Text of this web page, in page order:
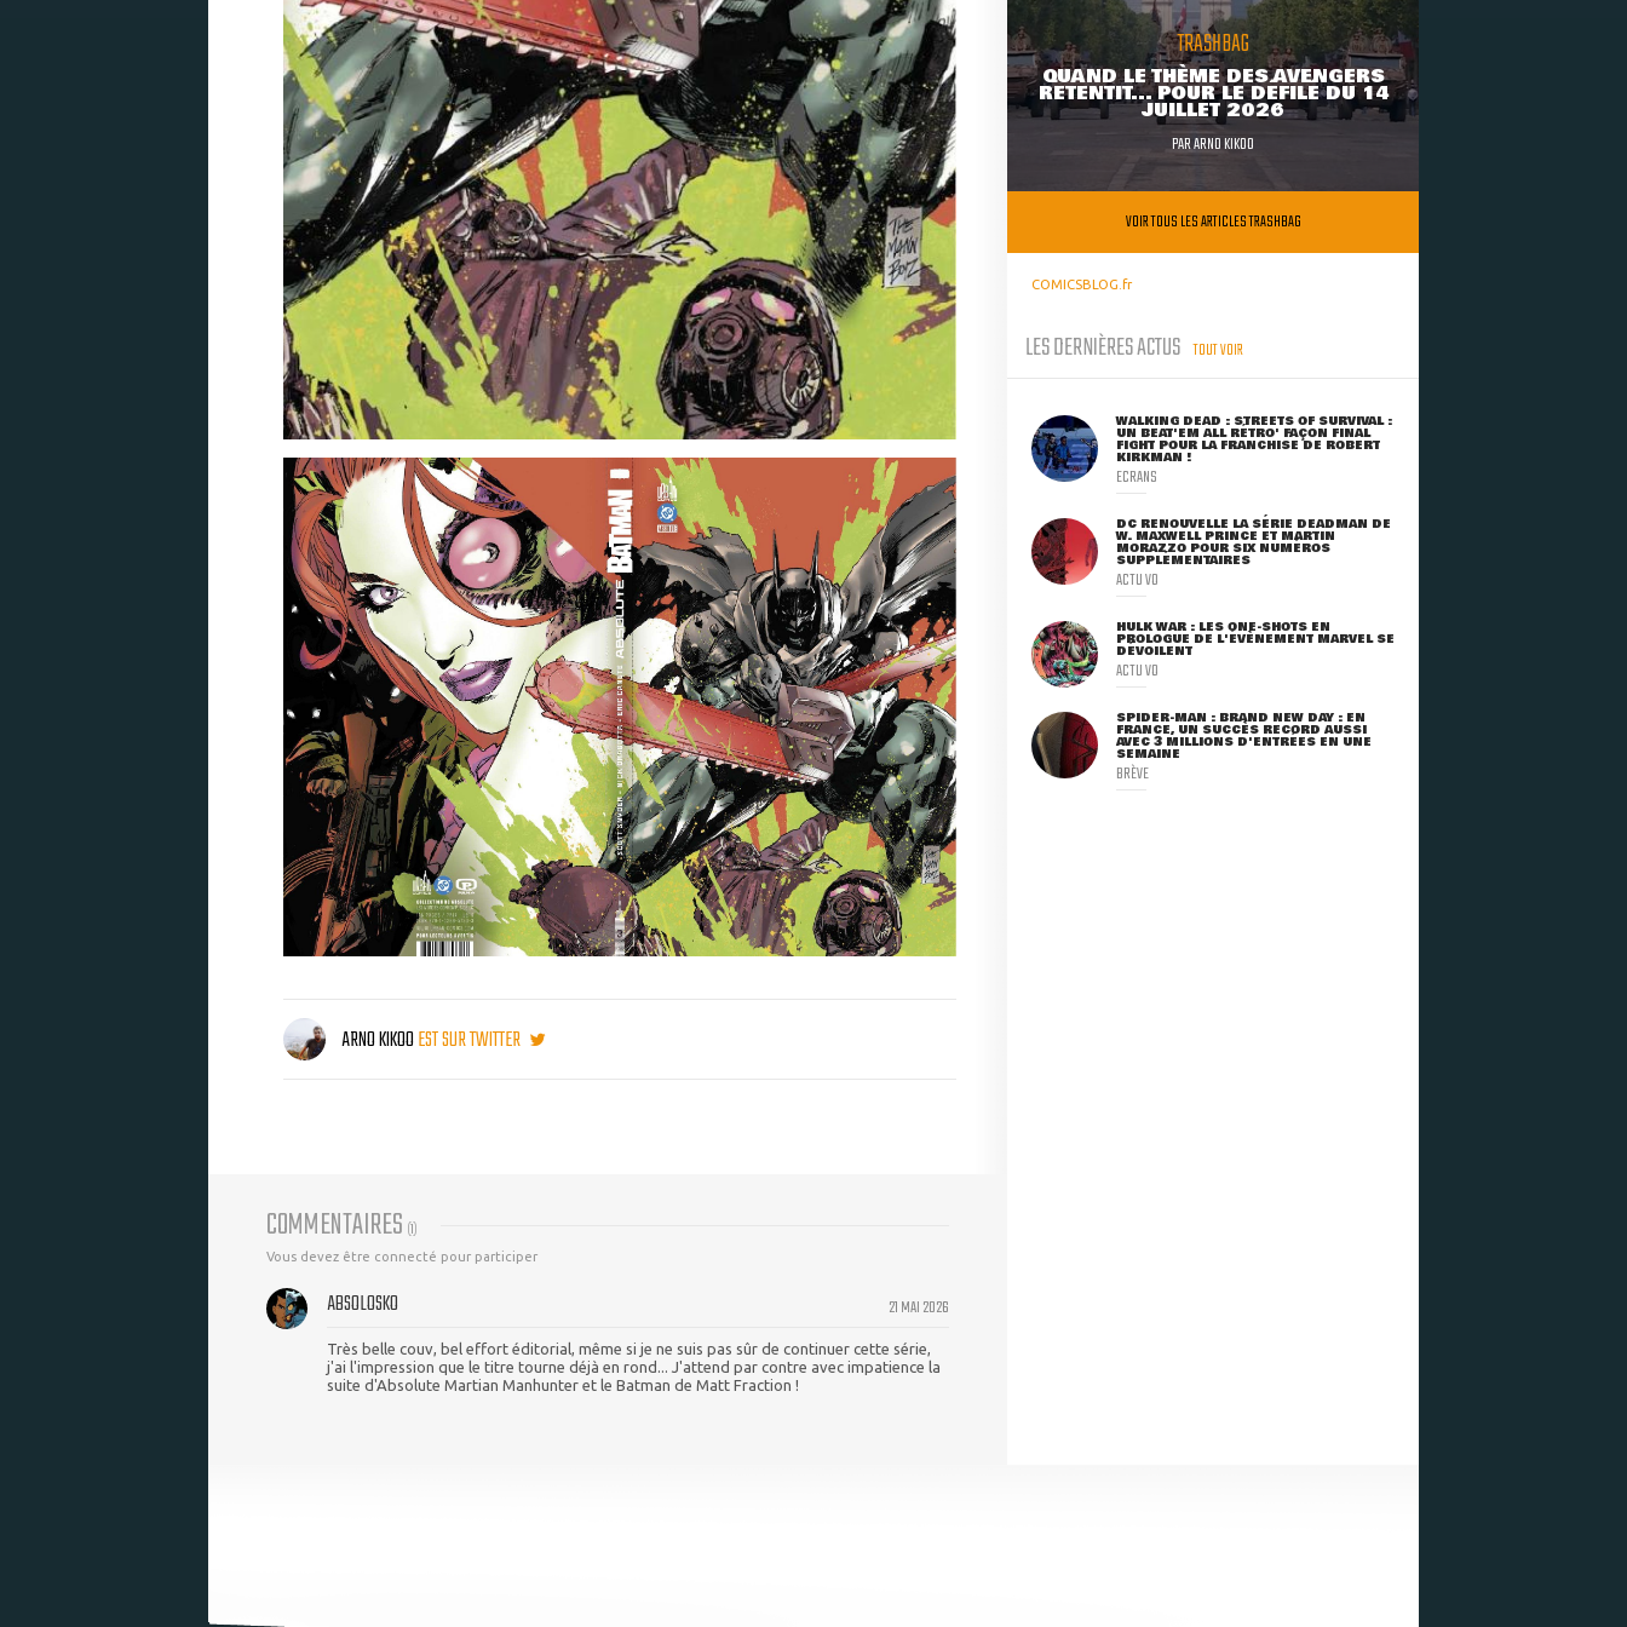
ARNO KIKOOEST SUR TWITTER
COMMENTAIRES (1)
Vous devez être connecté pour participer
21 MAI 2026
ABSOLOSKO
Très belle couv, bel effort éditorial, même si je ne suis pas sûr de continuer cette série,
j'ai l'impression que le titre tourne déjà en rond... J'attend par contre avec impatience la
suite d'Absolute Martian Manhunter et le Batman de Matt Fraction !
TRASHBAG
QUAND LE THÈME DES AVENGERS
RETENTIT... POUR LE DÉFILÉ DU 14
JUILLET 2026
PARARNO KIKOO
VOIR TOUS LES ARTICLES TRASHBAG
COMICSBLOG.fr
LES DERNIÈRES ACTUS TOUT VOIR
WALKING DEAD : STREETS OF SURVIVAL :
UN BEAT'EM ALL RÉTRO' FAÇON FINAL
FIGHT POUR LA FRANCHISE DE ROBERT
KIRKMAN !
ECRANS
DC RENOUVELLE LA SÉRIE DEADMAN DE
W. MAXWELL PRINCE ET MARTIN
MORAZZO POUR SIX NUMÉROS
SUPPLÉMENTAIRES
ACTU VO
HULK WAR : LES ONE-SHOTS EN
PROLOGUE DE L'ÉVÈNEMENT MARVEL SE
DÉVOILENT
ACTU VO
SPIDER-MAN : BRAND NEW DAY : EN
FRANCE, UN SUCCÈS RECORD AUSSI
AVEC 3 MILLIONS D'ENTRÉES EN UNE
SEMAINE
BRÈVE